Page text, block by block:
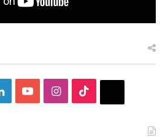
LinkedInYouTubeInstagram